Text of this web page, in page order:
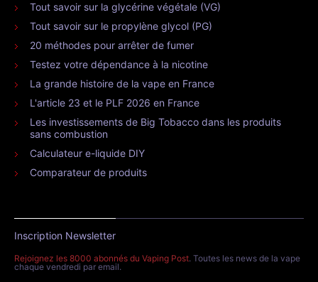
Tout savoir sur la glycérine végétale (VG)
Tout savoir sur le propylène glycol (PG)
20 méthodes pour arrêter de fumer
Testez votre dépendance à la nicotine
La grande histoire de la vape en France
L'article 23 et le PLF 2026 en France
Les investissements de Big Tobacco dans les produits
sans combustion
Calculateur e-liquide DIY
Comparateur de produits
Inscription Newsletter
Rejoignez les 8000 abonnés du Vaping Post. Toutes les news de la vape
chaque vendredi par email.